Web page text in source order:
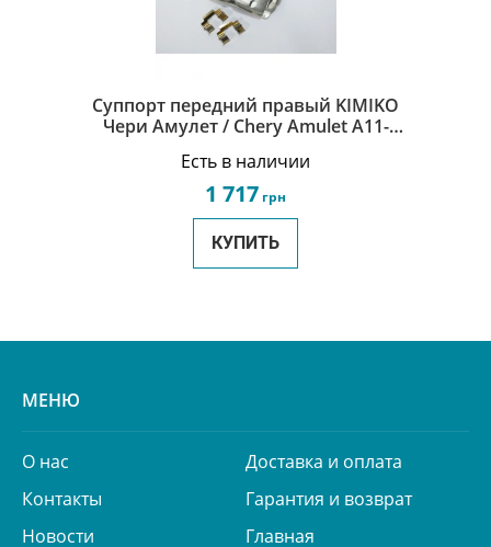
Суппорт передний правый KIMIKO
Чери Амулет / Chery Amulet A11-
Есть в наличии
1 717 грн
КУПИТЬ
МЕНЮ
О нас
Доставка и оплата
Контакты
Гарантия и возврат
Новости
Главная